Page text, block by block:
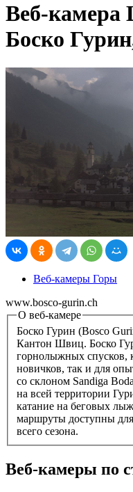
Веб-камера
Боско
Веб-камеры Горы
www.bosco-gurin.ch
О веб-камере
Боско Гурин (Bosco Gurin) - расположен в Швейцарии,
Кантон Швиц. Боско
горнолыжных спусков,
новичков, так и для
со склоном Sandiga
на всей территории
катание на беговых
маршруты доступны
всего сезона.
Веб-камеры по